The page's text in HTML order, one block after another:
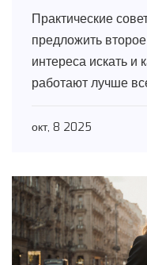
Практические
предложить
интереса искать и
работают лучше
окт, 8 2025